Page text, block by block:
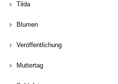
Tilda
Blumen
Veröffentlichung
Muttertag